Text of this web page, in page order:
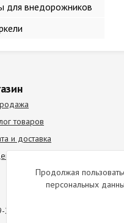
для внедорожников
товаров
и доставка
2026 © Все права защищены.
Продолжая
персональных